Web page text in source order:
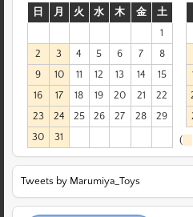
日
月 火 水 木 金
土
1
2
3 4 5 6 7
8
9
10 11 12 13 14
15
16
17 18 19 20 21
22
23
24 25 26 27 28
29
30
31 (
Tweets by Marumiya_Toys